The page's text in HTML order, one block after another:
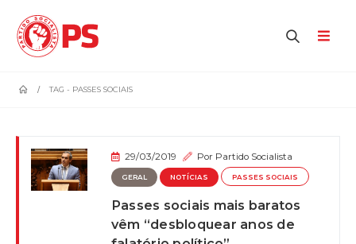
TAG - PASSES SOCIAIS
29/03/2019 Por Partido Socialista
GERAL NOTÍCIAS PASSES SOCIAIS
Passes sociais mais baratos
vêm “desbloquear anos de